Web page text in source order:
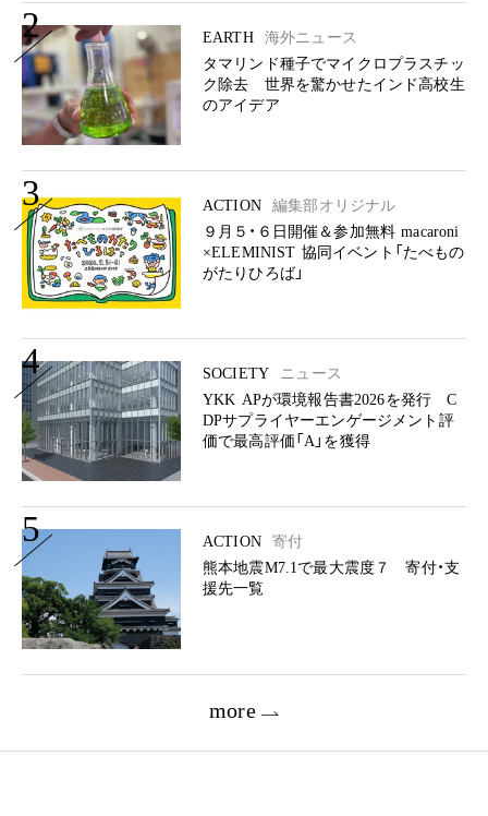
2 EARTH
海外ニュース
タマリンド種子でマイクロプラスチッ
ク除去 世界を驚かせたインド高校生
のアイデア
3 ACTION
編集部オリジナル
９月５・６日開催＆参加無料 macaroni
×ELEMINIST 協同イベント「たべもの
がたりひろば」
4 SOCIETY
ニュース
YKK APが環境報告書2026を発行 C
DPサプライヤーエンゲージメント評
価で最高評価「A」を獲得
5 ACTION
寄付
熊本地震M7.1で最大震度７ 寄付・支
援先一覧
more